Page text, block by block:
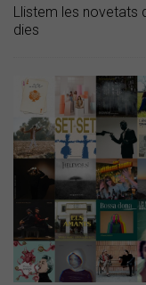
Llistem les novetats
dies